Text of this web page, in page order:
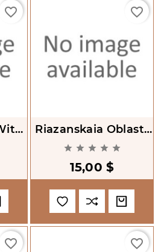
favorite_border
Riazanskaia Oblast'.
Atlas Avtodorog
1:200000
    
15,00 $
favorite_border
favorite_border favorite_border